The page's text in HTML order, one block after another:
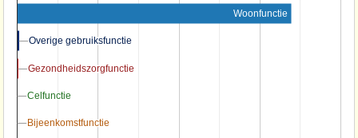
Woonfunctie
Overige gebruiksfunctie
Overige gebruiksfunctie
Gezondheidszorgfunctie
Gezondheidszorgfunctie
Celfunctie
Celfunctie
Bijeenkomstfunctie
Bijeenkomstfunctie